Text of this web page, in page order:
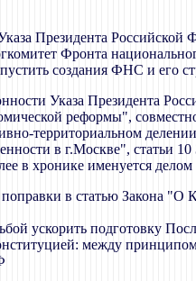
Президента
Фронта
создания ФНС и его
Указа Президента
реформы",
территориальном
в г.Москве", статьи
в хронике именуется
в статью Закона
ускорить подготовку
между